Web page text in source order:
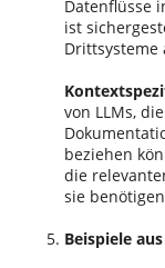
Datenflüsse
ist
Drittsysteme
von LLMs,
beziehen
die
sie
Beispiele